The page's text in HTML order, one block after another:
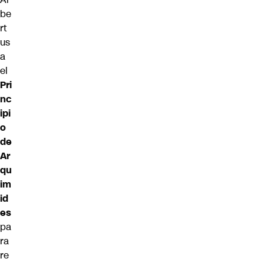
be
rt
us
a
el
Pri
nc
ipi
o
de
Ar
qu
im
id
es
pa
ra
re